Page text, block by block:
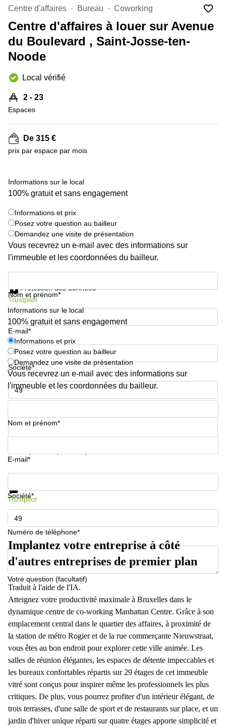
la
Neuve
Wallonie
Centre
d'affaires
Anvers
Centre
d'affaires
Centre
Ville de
Bruxelles
Coworking
Ixelles
Coworking
Coworking
Tournai
conférence
Bruxelles
Centre d'affaires Bureau Coworking
Centre d'affaires à louer sur Avenue
du Boulevard , Saint-Josse-ten-
Noode
Local vérifié
2 - 23
Espaces
De 315 €
prix par espace par mois
Informations sur le local
100% gratuit et sans engagement
Informations et prix
Posez votre question au bailleur
Demandez une visite de présentation
Vous recevrez un e-mail avec des informations sur
l'immeuble et les coordonnées du bailleur.
Nom et prénom*
E-mail*
Société*
Numéro de téléphone*
Protection des données
Trustpilot
Informations sur le local
100% gratuit et sans engagement
Informations et prix
Posez votre question au bailleur
Demandez une visite de présentation
Vous recevrez un e-mail avec des informations sur
l'immeuble et les coordonnées du bailleur.
Nom et prénom*
E-mail*
Société*
Numéro de téléphone*
Votre question (facultatif)
Informations et prix
Trustpilot
Implantez votre entreprise à côté
d'autres entreprises de premier plan
Traduit à l'aide de l'IA.
Atteignez votre productivité maximale à Bruxelles dans le
dynamique centre de co-working Manhattan Centre. Grâce à son
emplacement central dans le quartier des affaires, à proximité de
la station de métro Rogier et de la rue commerçante Nieuwstraat,
vous êtes au bon endroit pour explorer cette ville animée. Les
salles de réunion élégantes, les espaces de détente impeccables et
les bureaux confortables répartis sur 29 étages de cet immeuble
vitré sont conçus pour inspirer même les professionnels les plus
critiques. De plus, vous pourrez profiter d'un intérieur élégant, de
trois terrasses, d'une salle de sport et de restaurants sur place, et un
jardin d'hiver unique réparti sur quatre étages apporte simplicité et